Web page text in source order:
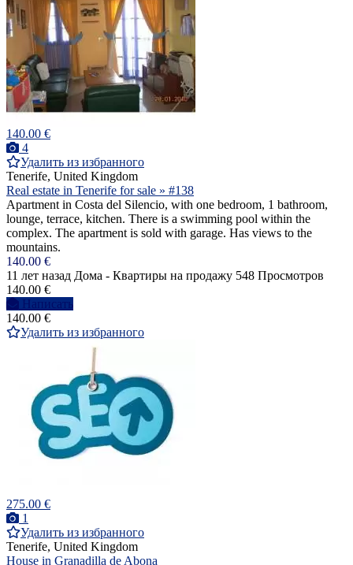
140.00 €
4
Удалить из избранного
Tenerife, United Kingdom
Real estate in Tenerife for sale » #138
Apartment in Costa del Silencio, with one bedroom, 1 bathroom,
lounge, terrace, kitchen. There is a swimming pool within the
complex. The apartment is sold with garage. Has views to the
mountains.
140.00 €
11 лет назад Дома - Квартиры на продажу 548 Просмотров
140.00 €
Написать
140.00 €
Удалить из избранного
275.00 €
1
Удалить из избранного
Tenerife, United Kingdom
House in Granadilla de Abona